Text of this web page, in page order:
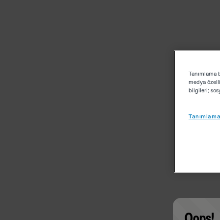
medya
bilgileri;